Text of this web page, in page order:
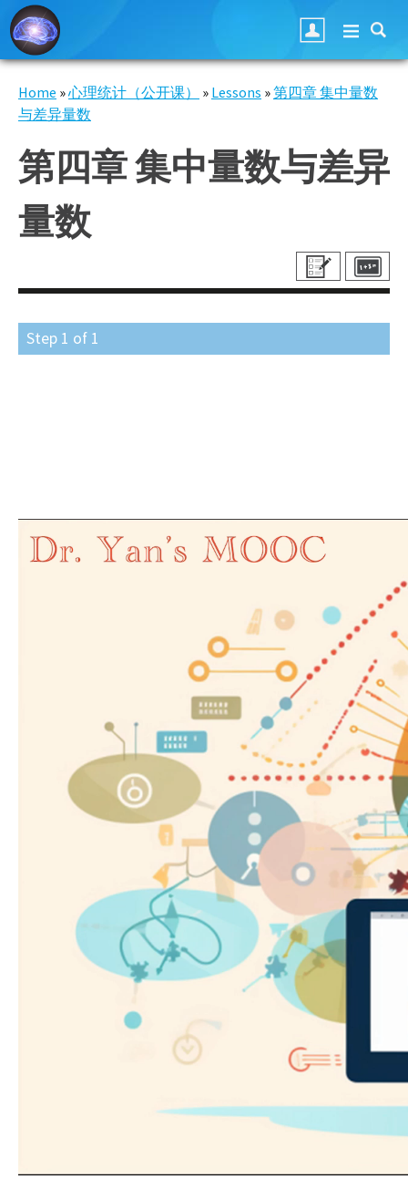
Skip to main content
You are here
Home »心理统计（公开课） » Lessons »第四章 集中量数
与差异量数
第四章 集中量数与差异
量数
Step 1 of 1